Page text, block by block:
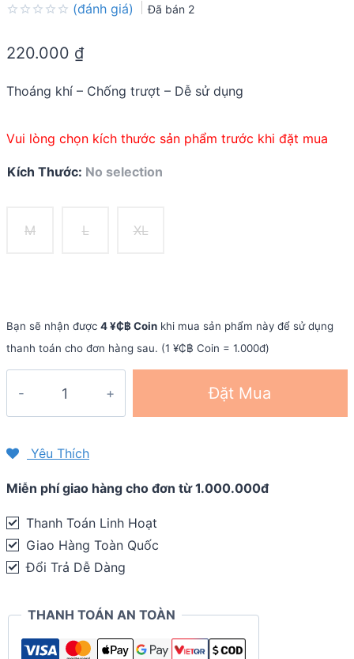
out
(đánh giá) Đã bán 2
220.000 ₫
Thoáng khí – Chống trượt – Dễ sử dụng
Vui lòng chọn kích thước sản phẩm trước khi đặt mua
Kích Thước: No selection
M L XL
Bạn sẽ nhận được 4 ¥₵฿ Coin khi mua sản phẩm này để sử dụng
thanh toán cho đơn hàng sau. (1 ¥₵฿ Coin = 1.000đ)
đạp
Up
Classic
GL-
01
Đặt Mua
Yêu Thích
Miễn phí giao hàng cho đơn từ 1.000.000đ
Thanh Toán Linh Hoạt
Giao Hàng Toàn Quốc
Đổi Trả Dễ Dàng
THANH TOÁN AN TOÀN